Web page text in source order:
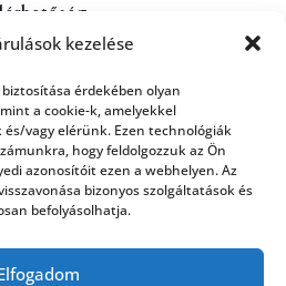
kezelése
érdekében olyan
a cookie-k, amelyekkel
vagy elérünk. Ezen technológiák
hogy feldolgozzuk az Ön
azonosítóit ezen a webhelyen. Az
bizonyos szolgáltatások és
befolyásolhatja.
Kapcsolat
Rólunk